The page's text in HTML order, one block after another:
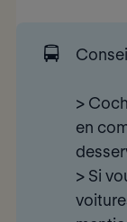
🚍
>
en
> Si